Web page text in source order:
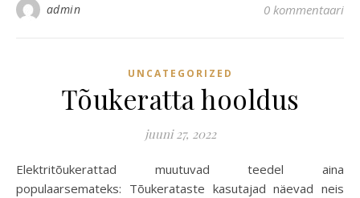
admin 0 kommentaari
UNCATEGORIZED
Tõukeratta hooldus
juuni 27, 2022
Elektritõukerattad muutuvad teedel aina
populaarsemateks: Tõukerataste kasutajad näevad neis